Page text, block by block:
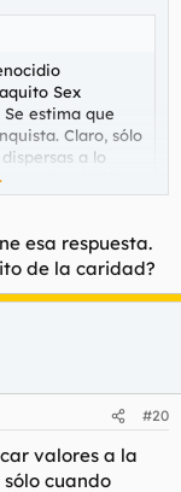
Sex
estima que
Claro, sólo
a lo
un dato 100%
esa respuesta.
de la caridad?
#20
valores a la
cuando